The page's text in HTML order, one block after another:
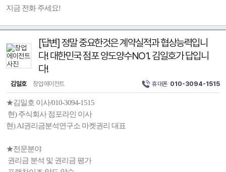
지금 전화 주세요!
[답변] 정말 중요한것은 계약실적과 협상능력입니
다! 대한민국 점포 양도양수NO1. 김일호가 답입니
다!
김일호 창업에이전트 휴대폰 010-3094-1515
★김일호 이사/010-3094-1515
현) 주식회사 점포라인 이사
현) AI권리금분석연구소 마켓권리 대표
★전문분야
권리금 분석 및 권리금 평가